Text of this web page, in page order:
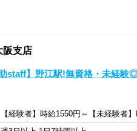
阪支店
助staff】野江駅!無資格・未経験
【経験者】時給1550円～【未経験者